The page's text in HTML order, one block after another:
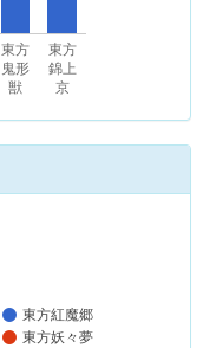
東方
鬼形
獣
東方
錦上
京
東方紅魔郷
東方妖々夢